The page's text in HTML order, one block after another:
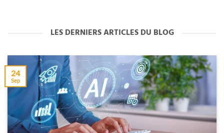
LES DERNIERS ARTICLES DU BLOG
24
Sep